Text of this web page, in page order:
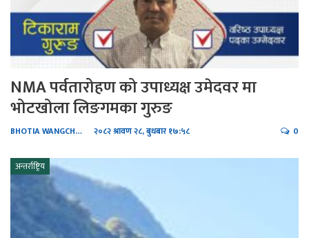
NMA पर्वतारोहण को उपाध्यक्ष उमेदवर मा
भोटखोला लिङगमका गुरुङ
BHOTIA WANGCHHIRING २०८२ श्रावण २८, बुधबार १७:५८ 0
अन्तर्राष्ट्रिय